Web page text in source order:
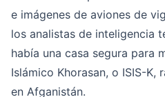
e imágenes de aviones de
los analistas de inteligencia
había una casa segura para
Islámico Khorasan, o ISIS-
en Afganistán.